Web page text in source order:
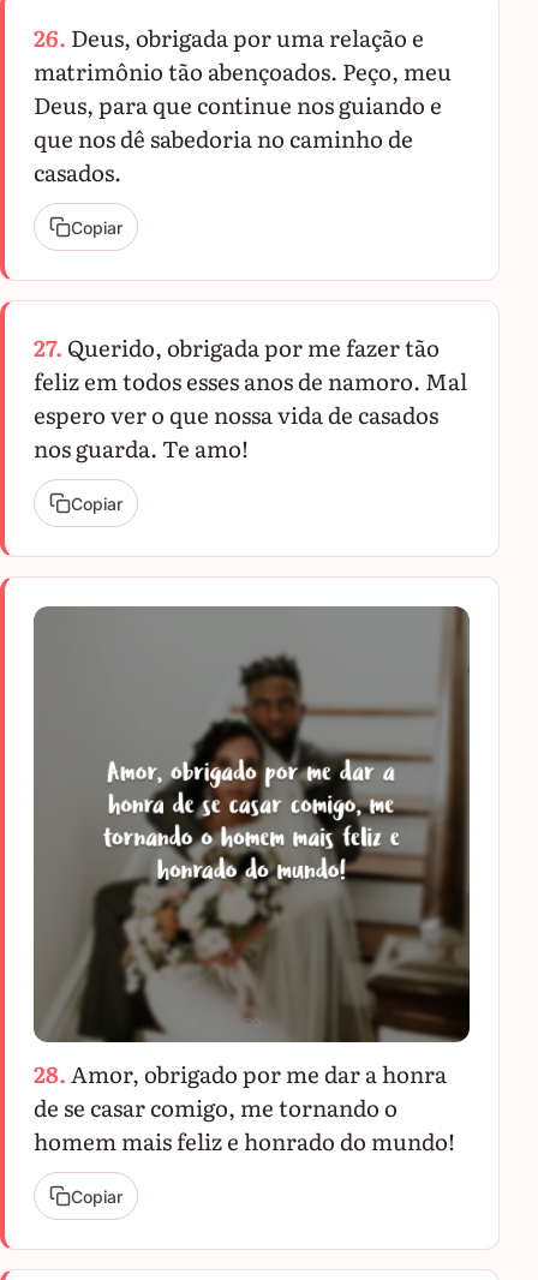
26. Deus, obrigada por uma relação e
matrimônio tão abençoados. Peço, meu
Deus, para que continue nos guiando e
que nos dê sabedoria no caminho de
casados.
Copiar
27. Querido, obrigada por me fazer tão
feliz em todos esses anos de namoro. Mal
espero ver o que nossa vida de casados
nos guarda. Te amo!
Copiar
28.Amor, obrigado por me dar a honra
de se casar comigo, me tornando o
homem mais feliz e honrado do mundo!
Copiar